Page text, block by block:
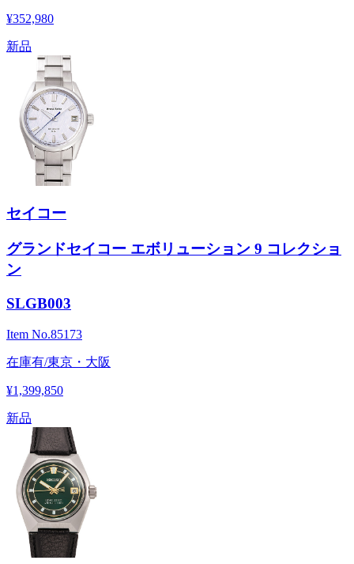
¥352,980
新品
セイコー
グランドセイコー エボリューション 9 コレクショ
ン
SLGB003
Item No.85173
在庫有/東京・大阪
¥1,399,850
新品